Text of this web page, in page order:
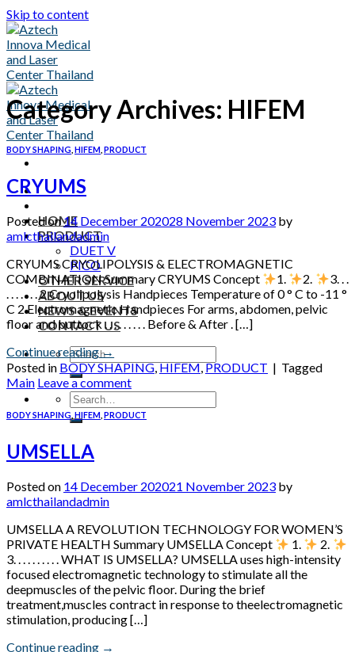
Skip to content
HOME
PRODUCT
DUET V
PICO
OTHER SERVICE
ABOUT US
NEWS & EVENTS
CONTACT US
Category Archives: HIFEM
BODY SHAPING HIFEM PRODUCT
CRYUMS
Posted on14 December 202028 November 2023 by
amlcthailandadmin
CRYUMS CRYOLIPOLYSIS & ELECTROMAGNETIC
COMBINATION Summary CRYUMS Concept
1. 2.
3. . .
. . . . . . . 2 Cryolipolysis Handpieces Temperature of 0 ° C to -11 °
C 2 Electromagnetic Handpieces For arms, abdomen, pelvic
floor and buttock . . . . . . . . . Before & After . […]
Continue reading→
Posted in BODY SHAPING,HIFEM,PRODUCT | Tagged
Main Leave a comment
BODY SHAPING HIFEM PRODUCT
UMSELLA
Posted on 14 December 202021 November 2023 by
amlcthailandadmin
UMSELLA A REVOLUTION TECHNOLOGY FOR WOMEN’S
PRIVATE HEALTH Summary UMSELLA Concept
1.
2.
3. . . . . . . . . . WHAT IS UMSELLA? UMSELLA uses high-intensity
focused electromagnetic technology to stimulate all the
deepmuscles of the pelvic floor. During the brief
treatment,muscles contract in response to theelectromagnetic
stimulation, producing […]
Continue reading →